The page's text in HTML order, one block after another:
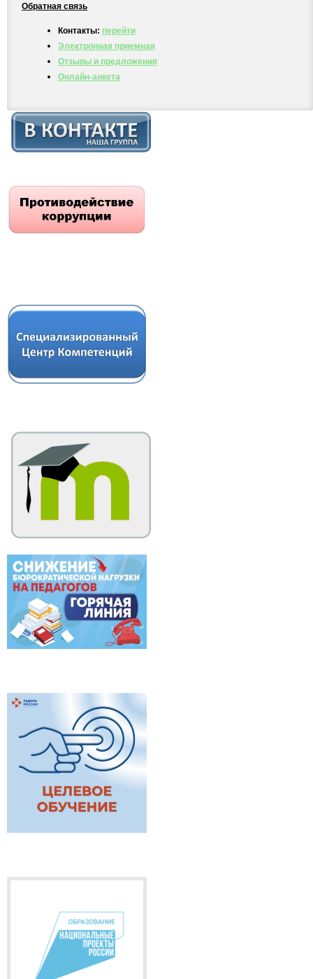
Обратная связь
Контакты: перейти
Электронная приемная
Отзывы и предложения
Онлайн-анкета